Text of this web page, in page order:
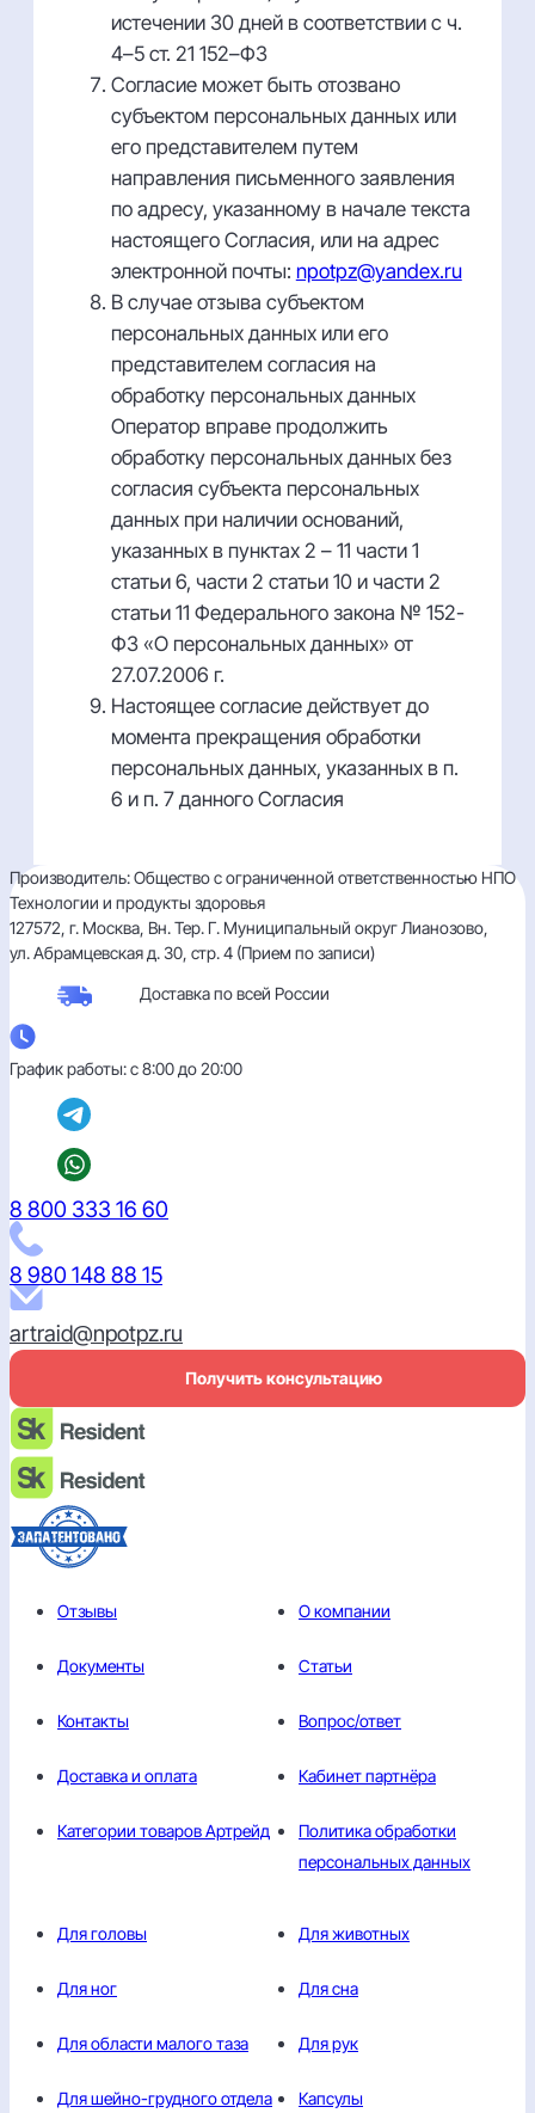
истечении 30 дней в соответствии с ч.
4–5 ст. 21 152–ФЗ
Согласие может быть отозвано
субъектом персональных данных или
его представителем путем
направления письменного заявления
по адресу, указанному в начале текста
настоящего Согласия, или на адрес
электронной почты: npotpz@yandex.ru
В случае отзыва субъектом
персональных данных или его
представителем согласия на
обработку персональных данных
Оператор вправе продолжить
обработку персональных данных без
согласия субъекта персональных
данных при наличии оснований,
указанных в пунктах 2 – 11 части 1
статьи 6, части 2 статьи 10 и части 2
статьи 11 Федерального закона № 152-
ФЗ «О персональных данных» от
27.07.2006 г.
Настоящее согласие действует до
момента прекращения обработки
персональных данных, указанных в п.
6 и п. 7 данного Согласия
Производитель: Общество с ограниченной ответственностью НПО
Технологии и продукты здоровья
127572, г. Москва, Вн. Тер. Г. Муниципальный округ Лианозово,
ул. Абрамцевская д. 30, стр. 4 (Прием по записи)
Доставка повсей России
График работы: с 8:00 до 20:00
8 800 333 16 60
8 980 148 88 15
artraid@npotpz.ru
Получить консультацию
Отзывы О компании
Документы Статьи
Контакты Вопрос/ответ
Доставка и оплата Кабинет партнёра
Категории товаров Артрейд
Политика обработки
персональных данных
Для головы Для животных
Для ног Для сна
Для области малого таза Для рук
Для шейно-грудного отдела
Капсулы